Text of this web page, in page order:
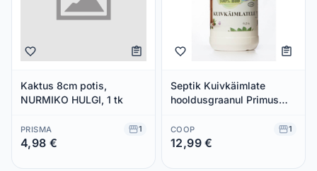
Kaktus 8cm potis,
NURMIKO HULGI, 1 tk
PRISMA 1
4,98 €
Septik Kuivkäimlate
hooldusgraanul Primus
COOP 1
12,99 €